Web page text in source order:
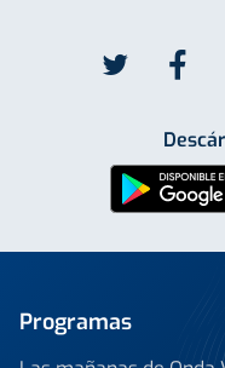
Programas